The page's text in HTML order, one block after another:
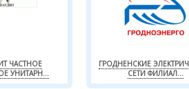
ЧАСТНОЕ
УНИТАРН...
ГРОДНЕНСКИЕ
СЕТИ ФИЛИАЛ...